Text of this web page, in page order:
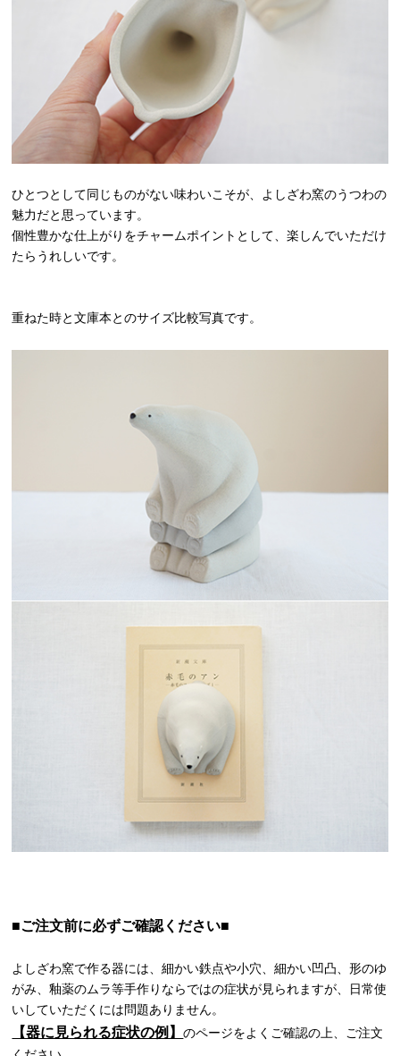
ひとつとして同じものがない味わいこそが、よしざわ窯のうつわの
魅力だと思っています。
個性豊かな仕上がりをチャームポイントとして、楽しんでいただけ
たらうれしいです。
重ねた時と文庫本とのサイズ比較写真です。
■ご注文前に必ずご確認ください■
よしざわ窯で作る器には、細かい鉄点や小穴、細かい凹凸、形のゆ
がみ、釉薬のムラ等手作りならではの症状が見られますが、日常使
いしていただくには問題ありません。
【器に見られる症状の例】のページをよくご確認の上、ご注文